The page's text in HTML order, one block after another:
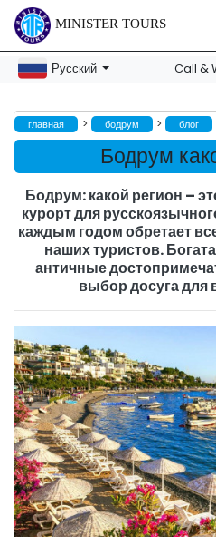
MINISTER TOURS
Русский Call &
главная > бодрум > блог
Бодрум
Бодрум: какой регион –
курорт для
каждым годом обретает
наших туристов.
античные
выбор досуга для